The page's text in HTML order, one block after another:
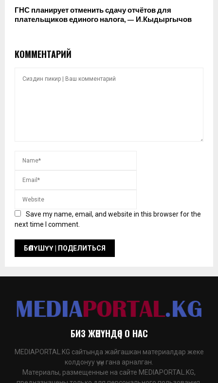
ГНС планирует отменить сдачу отчётов для
плательщиков единого налога, — И.Кыдыргычов
КОММЕНТАРИЙ
Save my name, email, and website in this browser for the
next time I comment.
БИЗ ЖӨНҮНДӨ | О НАС
MEDIAPORTAL.KG сайтында жайгашкан материалдар жеке
колдонуу үчүн гана арналган.
Материалы, размещенные на сайте MEDIAPORTAL.KG,